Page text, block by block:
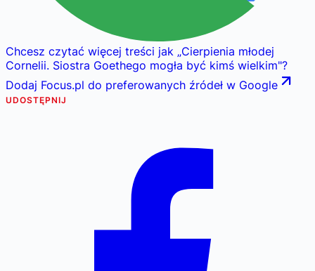
Chcesz czytać więcej treści jak „Cierpienia młodej
Cornelii. Siostra Goethego mogła być kimś wielkim"?
Dodaj Focus.pl do preferowanych źródeł w Google
UDOSTĘPNIJ